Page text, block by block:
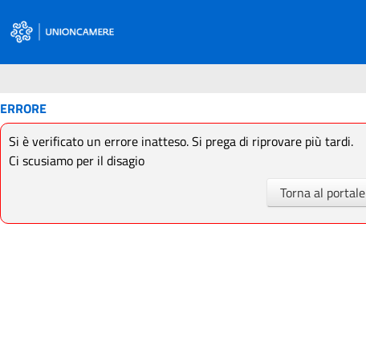
ERRORE
Si è verificato un errore inatteso. Si prega di riprovare più tardi.
Ci scusiamo per il disagio
Torna al portale